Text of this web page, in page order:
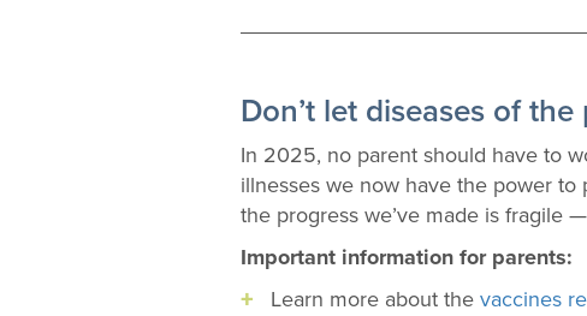
Don’t let diseases of
In 2025, no parent should have to
illnesses we now have the power
the progress we’ve made is fragile
Important information for parents:
Learn more about thevaccines